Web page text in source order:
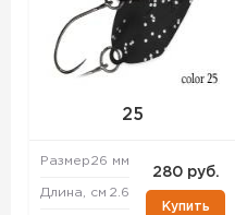
25
Размер26 мм
Длина, см 2.6
280 руб.
Купить